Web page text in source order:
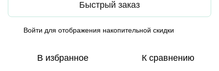
Быстрый заказ
Войти для отображения накопительной скидки
В избранное К сравнению